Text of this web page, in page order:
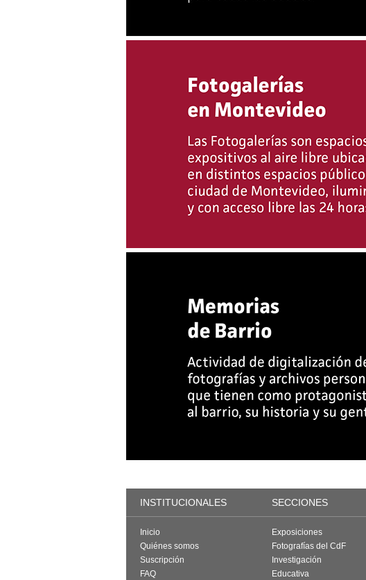
INSTITUCIONALES SECCIONES
Inicio
Quiénes somos
Suscripción
FAQ
Exposiciones
Fotografías del CdF
Investigación
Educativa